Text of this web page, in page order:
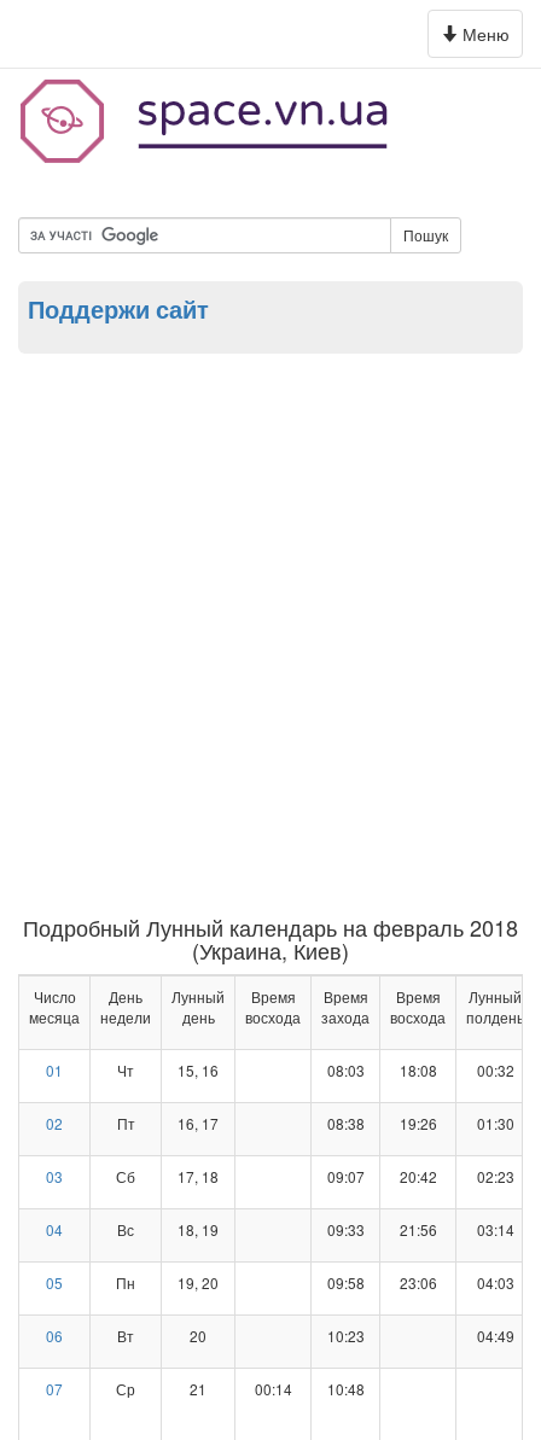
Toggle
navigation
Меню
Пошук
Поддержи сайт
Подробный Лунный календарь на февраль 2018
(Украина, Киев)
Число
месяца
День
недели
Лунный
день
Время
восхода
Время
захода
Время
восхода
Лунный
полдень
01 Чт 15, 16 08:03 18:08 00:32
02 Пт 16, 17 08:38 19:26 01:30
03 Сб 17, 18 09:07 20:42 02:23
04 Вс 18, 19 09:33 21:56 03:14
05 Пн 19, 20 09:58 23:06 04:03
06 Вт 20 10:23 04:49
07 Ср 21 00:14 10:48